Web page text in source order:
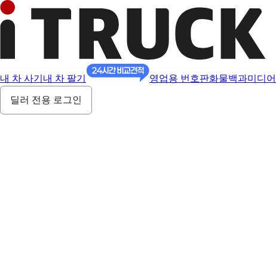
내 차 사기 내 차 팔기 영업용 번호판화물백과미디어
딜러 전용 로그인